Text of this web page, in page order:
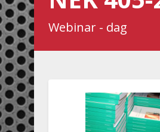
Webinar - dag